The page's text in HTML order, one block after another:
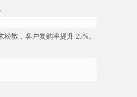
散，客户复购率提升 25%。